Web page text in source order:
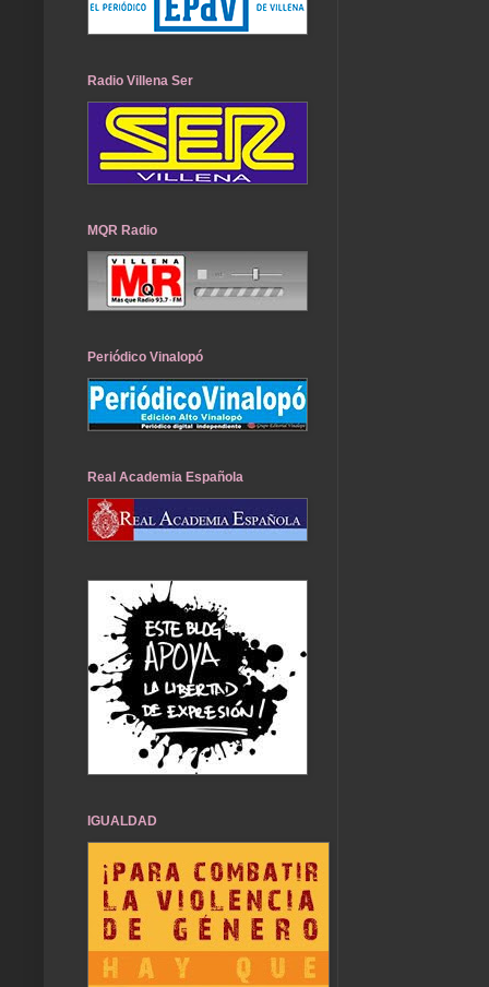
Radio Villena Ser
MQR Radio
Periódico Vinalopó
Real Academia Española
IGUALDAD